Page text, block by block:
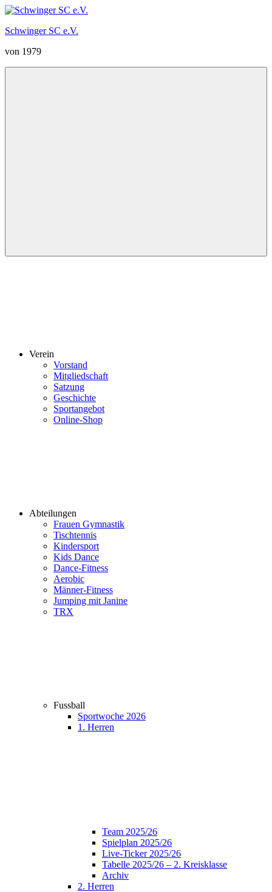
Zum
springen
Schwinger SC e.V.
von 1979
Verein
Vorstand
Mitgliedschaft
Satzung
Geschichte
Sportangebot
Online-Shop
Abteilungen
Frauen Gymnastik
Tischtennis
Kindersport
Kids Dance
Dance-Fitness
Aerobic
Männer-Fitness
Jumping mit Janine
TRX
Fussball
Sportwoche 2026
1. Herren
Team 2025/26
Spielplan 2025/26
Live-Ticker 2025/26
Tabelle 2025/26 – 2. Kreisklasse
Archiv
2. Herren